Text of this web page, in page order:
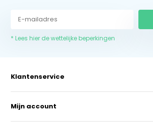
* Lees hier de wettelijke beperkingen
Klantenservice
Mijn account